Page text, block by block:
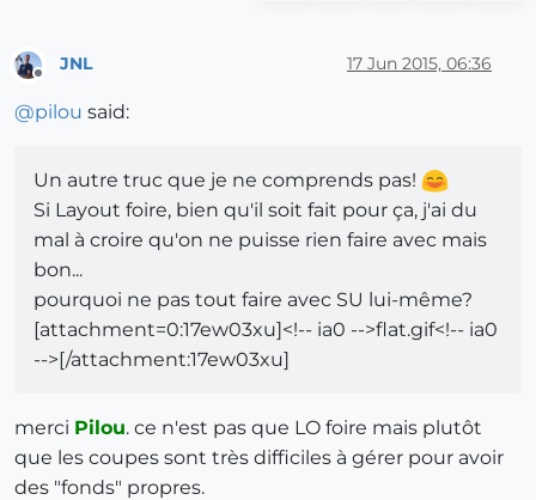
JNL 17 Jun 2015, 06:36
@pilou said:
Un autre truc que je ne comprends pas!
Si Layout foire, bien qu'il soit fait pour ça, j'ai du
mal à croire qu'on ne puisse rien faire avec mais
bon...
pourquoi ne pas tout faire avec SU lui-même?
[attachment=0:17ew03xu]<!-- ia0 -->flat.gif<!-- ia0
-->[/attachment:17ew03xu]
merci Pilou. ce n'est pas que LO foire mais plutôt
que les coupes sont très difficiles à gérer pour avoir
des "fonds" propres.